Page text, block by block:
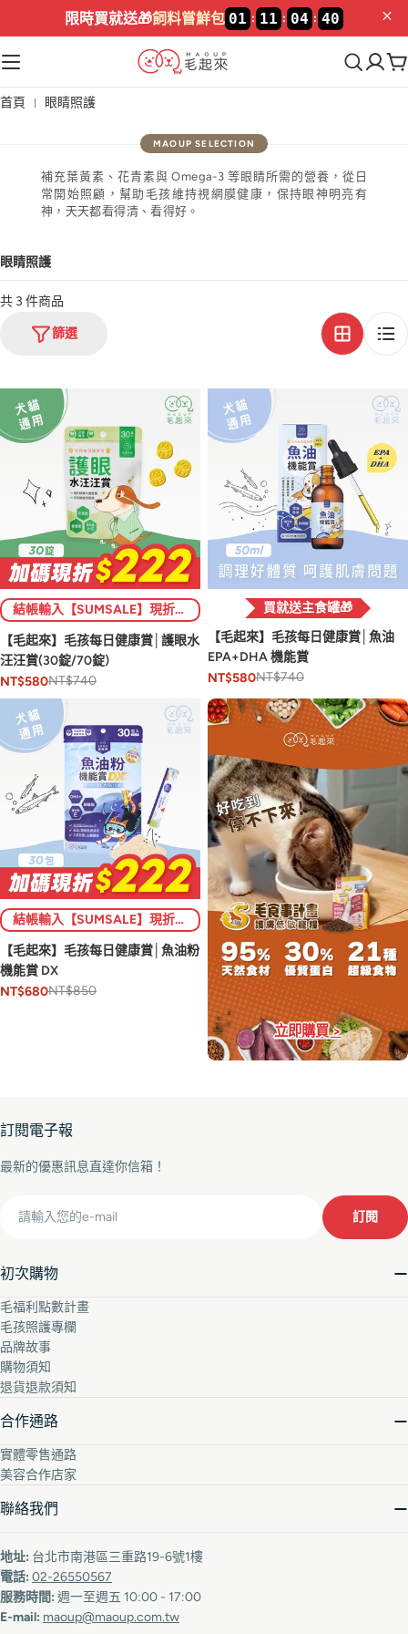
限時買就送🎁飼料嘗鮮包 01 : 11 : 04 : 40
購
物
首頁 眼睛照護
補充葉黃素、花青素與 Omega-3 等眼睛所需的營養，從日
常開始照顧，幫助毛孩維持視網膜健康，保持眼神明亮有
神，天天都看得清、看得好。
眼睛照護
共 3 件商品
篩選
結帳輸入【SUMSALE】現折$222 (限1次)💥
【毛起來】毛孩每日健康賞│護眼水
汪汪賞(30錠/70錠)
NT$580NT$740
買就送主食罐🎁
【毛起來】毛孩每日健康賞│魚油
EPA+DHA 機能賞
NT$580NT$740
結帳輸入【SUMSALE】現折$222 (限1次)💥
【毛起來】毛孩每日健康賞│魚油粉
機能賞 DX
NT$680NT$850
立即購買 >
初次購物
毛福利點數計畫
毛孩照護專欄
品牌故事
購物須知
退貨退款須知
合作通路
實體零售通路
美容合作店家
聯絡我們
地址: 台北市南港區三重路19-6號1樓
電話: 02-26550567
服務時間: 週一至週五 10:00 - 17:00
E-mail: maoup@maoup.com.tw
訂閱電子報
最新的優惠訊息直達你信箱！
訂閱